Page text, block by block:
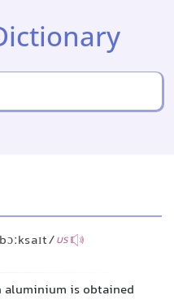
US
is obtained